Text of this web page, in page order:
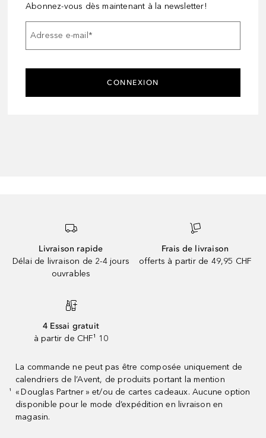
Abonnez-vous dès maintenant à la newsletter!
Adresse e-mail*
CONNEXION
Livraison rapide
Délai de livraison de 2-4 jours
ouvrables
Frais de livraison
offerts à partir de 49,95 CHF
4 Essai gratuit
à partir de CHF¹ 10
¹
La commande ne peut pas être composée uniquement de
calendriers de l’Avent, de produits portant la mention
« Douglas Partner » et/ou de cartes cadeaux. Aucune option
disponible pour le mode d’expédition en livraison en
magasin.